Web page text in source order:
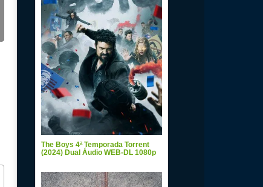
The Boys 4ª Temporada Torrent
(2024) Dual Áudio WEB-DL 1080p